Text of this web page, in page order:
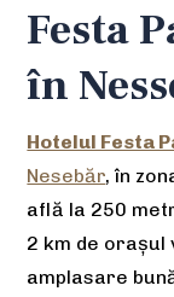
Festa
în
Hotelul Festa
Nesebăr, în
află la 250
2 km de orașul
amplasare